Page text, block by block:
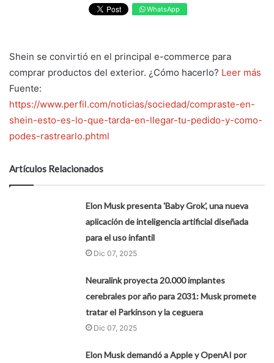
WhatsApp
Shein se convirtió en el principal e-commerce para
comprar productos del exterior. ¿Cómo hacerlo? Leer más
Fuente:
https://www.perfil.com/noticias/sociedad/compraste-en-
shein-esto-es-lo-que-tarda-en-llegar-tu-pedido-y-como-
podes-rastrearlo.phtml
Artículos Relacionados
Elon Musk presenta 'Baby Grok', una nueva
aplicación de inteligencia artificial diseñada
para el uso infantil
Dic 07, 2025
Neuralink proyecta 20.000 implantes
cerebrales por año para 2031: Musk promete
tratar el Parkinson y la ceguera
Dic 07, 2025
Elon Musk demandó a Apple y OpenAI por